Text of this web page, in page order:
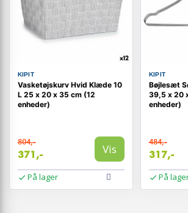
KIPIT
Vasketøjskurv Hvid Klæde 10
L 25 x 20 x 35 cm (12
enheder)
804,-
371,- Vis
På lager
KIPIT
Bøjlesæt
39,5 x 20
enheder)
484,-
317,-
På